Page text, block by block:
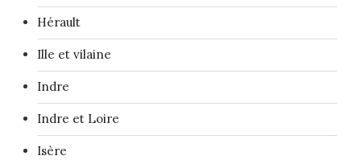
Hérault
Ille et vilaine
Indre
Indre et Loire
Isère